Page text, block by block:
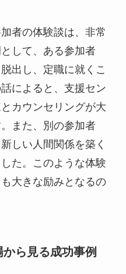
者の体験談は、非常
して、ある参加者
出し、定職に就くこ
によると、支援セン
カウンセリングが大
また、別の参加者
しい人間関係を築く
た。このような体験
大きな励みとなるの
ら見る成功事例